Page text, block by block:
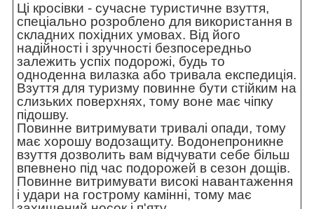
Ці кросівки - сучасне туристичне взуття,
спеціально розроблено для використання в
складних похідних умовах. Від його
надійності і зручності безпосередньо
залежить успіх подорожі, будь то
одноденна вилазка або тривала експедиція.
Взуття для туризму повинне бути стійким на
слизьких поверхнях, тому воне має чіпку
підошву.
Повинне витримувати тривалі опади, тому
має хорошу водозащиту. Водонепроникне
взуття дозволить вам відчувати себе більш
впевнено під час подорожей в сезон дощів.
Повинне витримувати високі навантаження
і удари на гострому камінні, тому має